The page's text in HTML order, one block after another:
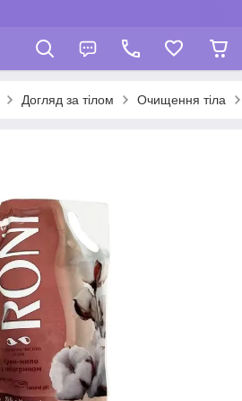
Догляд за тілом Очищення тіла